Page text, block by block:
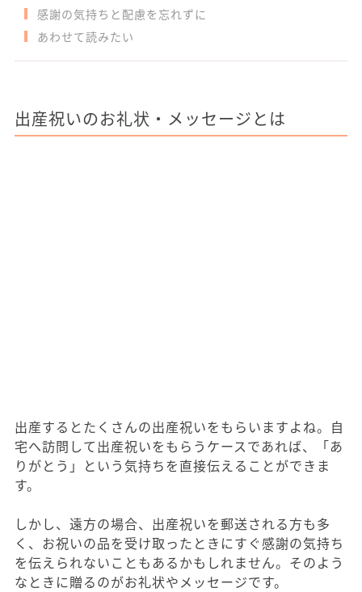
感謝の気持ちと配慮を忘れずに
あわせて読みたい
出産祝いのお礼状・メッセージとは
出産するとたくさんの出産祝いをもらいますよね。自
宅へ訪問して出産祝いをもらうケースであれば、「あ
りがとう」という気持ちを直接伝えることができま
す。
しかし、遠方の場合、出産祝いを郵送される方も多
く、お祝いの品を受け取ったときにすぐ感謝の気持ち
を伝えられないこともあるかもしれません。そのよう
なときに贈るのがお礼状やメッセージです。